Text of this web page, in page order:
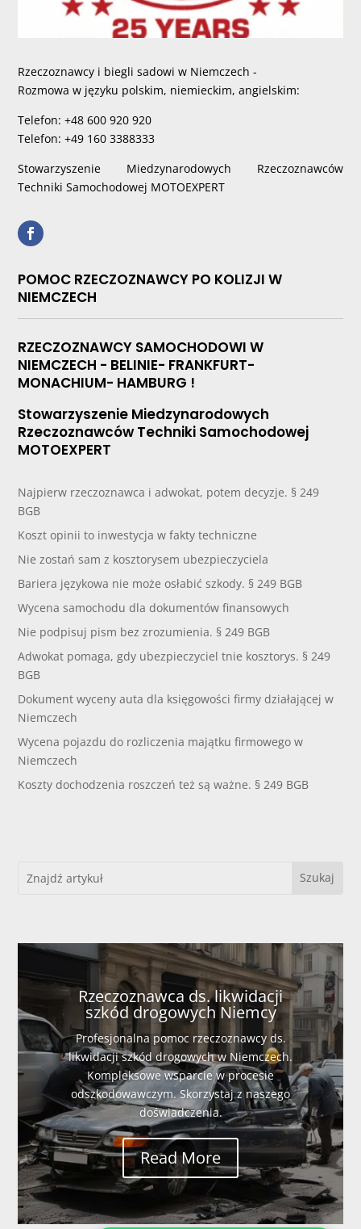
Rzeczoznawcy i biegli sadowi w Niemczech -
Rozmowa w języku polskim, niemieckim, angielskim:
Telefon: +48 600 920 920
Telefon: +49 160 3388333
Stowarzyszenie Miedzynarodowych Rzeczoznawców
Techniki Samochodowej MOTOEXPERT
POMOC RZECZOZNAWCY PO KOLIZJI W
NIEMCZECH
RZECZOZNAWCY SAMOCHODOWI W
NIEMCZECH - BELINIE- FRANKFURT-
MONACHIUM- HAMBURG !
Stowarzyszenie Miedzynarodowych
Rzeczoznawców Techniki Samochodowej
MOTOEXPERT
Najpierw rzeczoznawca i adwokat, potem decyzje. § 249
BGB
Koszt opinii to inwestycja w fakty techniczne
Nie zostań sam z kosztorysem ubezpieczyciela
Bariera językowa nie może osłabić szkody. § 249 BGB
Wycena samochodu dla dokumentów finansowych
Nie podpisuj pism bez zrozumienia. § 249 BGB
Adwokat pomaga, gdy ubezpieczyciel tnie kosztorys. § 249
BGB
Dokument wyceny auta dla księgowości firmy działającej w
Niemczech
Wycena pojazdu do rozliczenia majątku firmowego w
Niemczech
Koszty dochodzenia roszczeń też są ważne. § 249 BGB
Rzeczoznawca ds. likwidacji
szkód drogowych Niemcy
Profesjonalna pomoc rzeczoznawcy ds.
likwidacji szkód drogowych w Niemczech.
Kompleksowe wsparcie w procesie
odszkodowawczym. Skorzystaj z naszego
doświadczenia.
Read More